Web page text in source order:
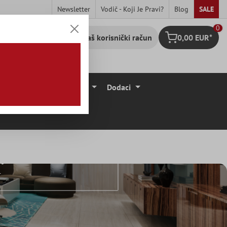
Newsletter Vodič - Koji Je Pravi? Blog SALE
Vaš korisnički račun Košarica
0
0,00 EUR*
Dodaci